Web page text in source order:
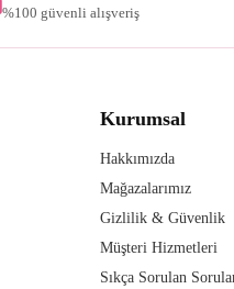
%100 güvenli alışveriş
Kurumsal
Hakkımızda
Mağazalarımız
Gizlilik & Güvenlik
Müşteri Hizmetleri
Sıkça Sorulan